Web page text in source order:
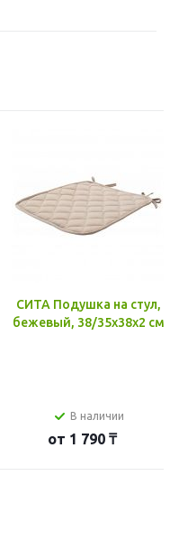
СИТА Подушка на стул,
бежевый, 38/35x38x2 см
В наличии
от 1 790 ₸